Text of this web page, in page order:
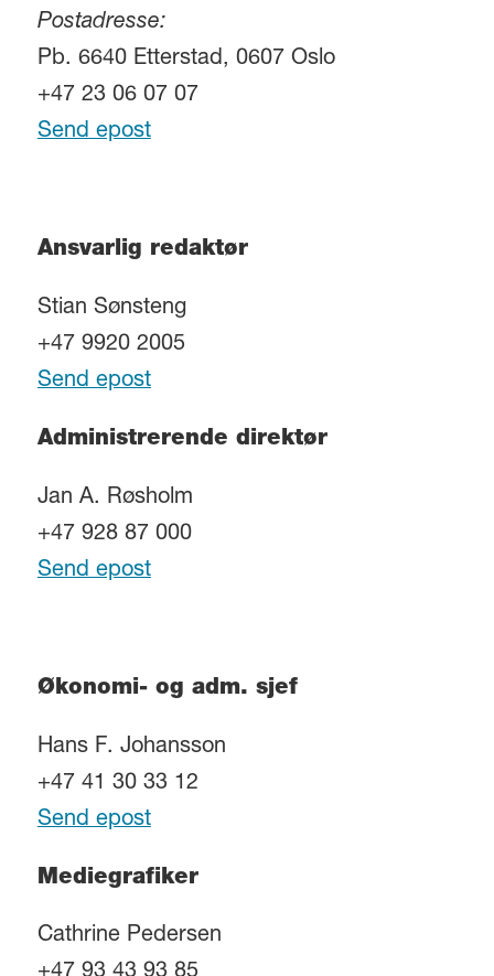
Postadresse:
Pb. 6640 Etterstad, 0607 Oslo
+47 23 06 07 07
Send epost
Ansvarlig redaktør
Stian Sønsteng
+47 9920 2005
Send epost
Administrerende direktør
Jan A. Røsholm
+47 928 87 000
Send epost
Økonomi- og adm. sjef
Hans F. Johansson
+47 41 30 33 12
Send epost
Mediegrafiker
Cathrine Pedersen